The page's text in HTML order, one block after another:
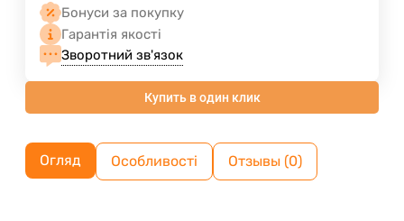
Бонуси за покупку
Гарантія якості
Зворотний зв'язок
Купить в один клик
Огляд Особливості Отзывы (0)